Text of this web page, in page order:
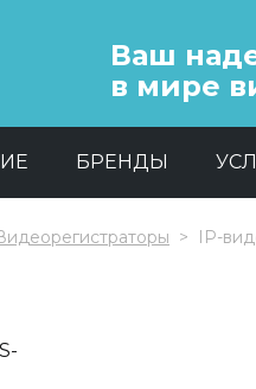
Ваш
в мире
БРЕНДЫ
IP-